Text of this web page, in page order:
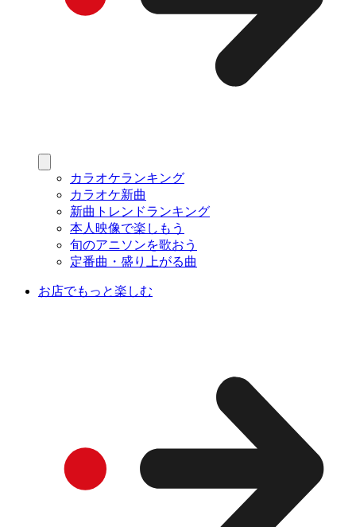
カラオケランキング
カラオケ新曲
新曲トレンドランキング
本人映像で楽しもう
旬のアニソンを歌おう
定番曲・盛り上がる曲
お店でもっと楽しむ